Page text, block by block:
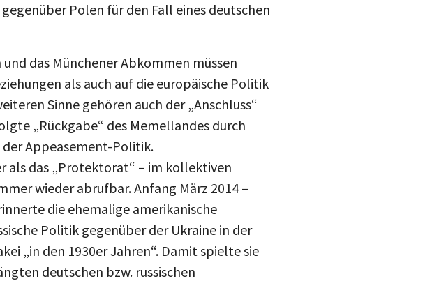
Polen für den Fall eines deutschen
das Münchener Abkommen müssen
als auch auf die europäische Politik
Sinne gehören auch der „Anschluss“
„Rückgabe“ des Memellandes durch
der Appeasement-Politik.
als das „Protektorat“ – im kollektiven
wieder abrufbar. Anfang März 2014 –
die ehemalige amerikanische
Politik gegenüber der Ukraine in der
„in den 1930er Jahren“. Damit spielte sie
deutschen bzw. russischen